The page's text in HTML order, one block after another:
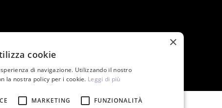
×
cookie
di navigazione. Utilizzando il nostro
la nostra policy per i cookie. Leggi di più
MARKETING FUNZIONALITÀ